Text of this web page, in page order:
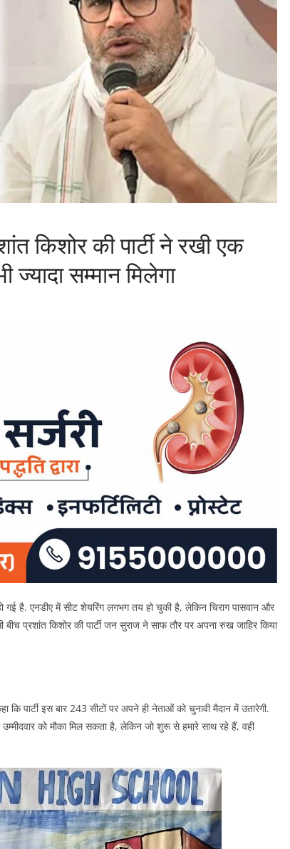
किशोर की पार्टी ने रखी एक
सम्मान मिलेगा
गई है. एनडीए में सीट शेयरिंग लगभग तय हो चुकी है, लेकिन चिराग पासवान और
प्रशांत किशोर की पार्टी जन सुराज ने साफ तौर पर अपना रुख जाहिर किया
पार्टी इस बार 243 सीटों पर अपने ही नेताओं को चुनावी मैदान में उतारेगी.
को मौका मिल सकता है, लेकिन जो शुरू से हमारे साथ रहे हैं, वही